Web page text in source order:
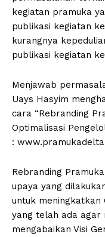
kegiatan pramuka
publikasi kegiatan
kurangnya
publikasi kegiatan
Menjawab
Uays Hasyim
cara “Rebranding
Optimalisasi
:
Rebranding
upaya yang
untuk meningkatkan
yang telah ada agar
mengabaikan Visi